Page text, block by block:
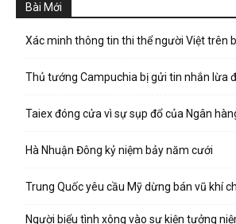
Bài Mới
Xác minh thông tin thi thể người Việt trên
Thủ tướng Campuchia bị gửi tin nhắn lừa
Taiex đóng cửa vì sự sụp đổ của Ngân
Hà Nhuận Đông kỷ niệm bảy năm cưới
Trung Quốc yêu cầu Mỹ dừng bán vũ khí
Người biểu tình xông vào sự kiện tưởng